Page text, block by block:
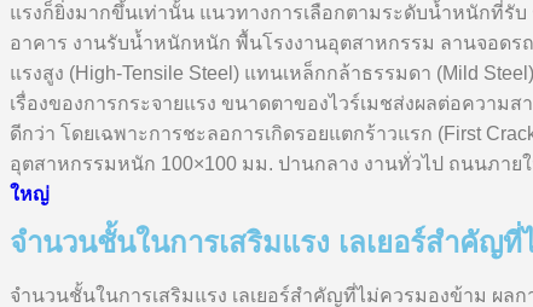
แรงก็ยิ่งมากขึ้นเท่านั้น แนวทางการเลือกตามระดับน้ำหนักที่รั
อาคาร งานรับน้ำหนักหนัก พื้นโรงงานอุตสาหกรรม ลานจอด
แรงสูง (High-Tensile Steel) แทนเหล็กกล้าธรรมดา (Mild
เรื่องของการกระจายแรง ขนาดตาของไวร์เมชส่งผลต่อควา
ดีกว่า โดยเฉพาะการชะลอการเกิดรอยแตกร้าวแรก (First
อุตสาหกรรมหนัก 100×100 มม. ปานกลาง งานทั่วไป ถนนภา
ใหญ่
จำนวนชั้นในการเสริมแรง เลเยอร์สำคัญ
จำนวนชั้นในการเสริมแรง เลเยอร์สำคัญที่ไม่ควรมองข้าม ผล